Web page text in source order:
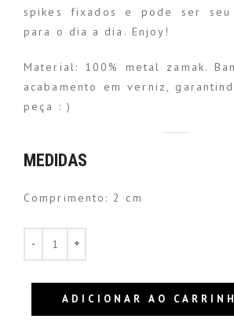
spikes fixados e pode ser seu
para o dia a dia. Enjoy!
Material: 100% metal zamak.
acabamento em verniz,
peça : )
MEDIDAS
Comprimento: 2 cm
ADICIONAR AO